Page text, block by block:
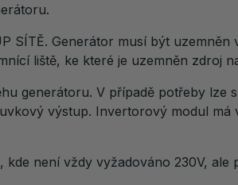
Generátor musí být
liště, ke které je uzemněn zdroj
generátoru. V případě potřeby lze
výstup. Invertorový modul
není vždy vyžadováno 230V,